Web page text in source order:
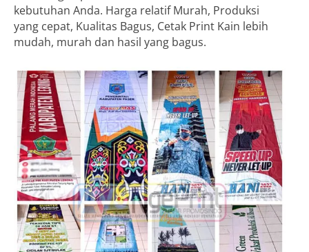
kebutuhan Anda. Harga relatif Murah, Produksi
yang cepat, Kualitas Bagus, Cetak Print Kain lebih
mudah, murah dan hasil yang bagus.